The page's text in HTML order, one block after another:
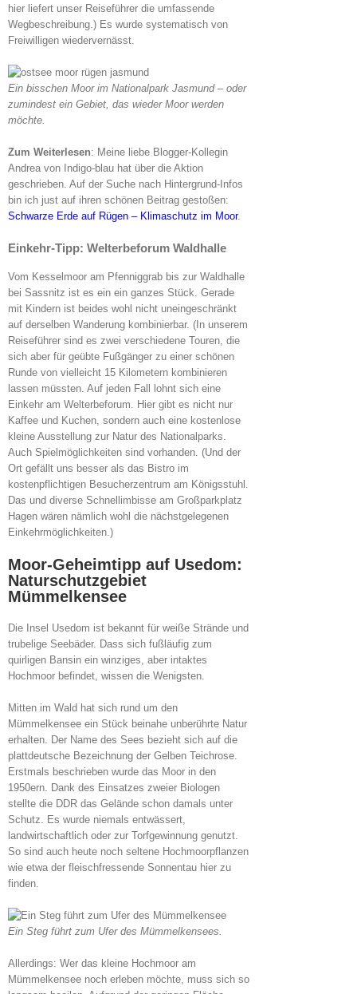
hier liefert unser Reiseführer die umfassende
Wegbeschreibung.) Es wurde systematisch von
Freiwilligen wiedervernässt.
Ein bisschen Moor im Nationalpark Jasmund – oder
zumindest ein Gebiet, das wieder Moor werden
möchte.
Zum Weiterlesen: Meine liebe Blogger-Kollegin
Andrea von Indigo-blau hat über die Aktion
geschrieben. Auf der Suche nach Hintergrund-Infos
bin ich just auf ihren schönen Beitrag gestoßen:
Schwarze Erde auf Rügen – Klimaschutz im Moor.
Einkehr-Tipp: Welterbeforum Waldhalle
Vom Kesselmoor am Pfenniggrab bis zur Waldhalle
bei Sassnitz ist es ein ein ganzes Stück. Gerade
mit Kindern ist beides wohl nicht uneingeschränkt
auf derselben Wanderung kombinierbar. (In unserem
Reiseführer sind es zwei verschiedene Touren, die
sich aber für geübte Fußgänger zu einer schönen
Runde von vielleicht 15 Kilometern kombinieren
lassen müssten. Auf jeden Fall lohnt sich eine
Einkehr am Welterbeforum. Hier gibt es nicht nur
Kaffee und Kuchen, sondern auch eine kostenlose
kleine Ausstellung zur Natur des Nationalparks.
Auch Spielmöglichkeiten sind vorhanden. (Und der
Ort gefällt uns besser als das Bistro im
kostenpflichtigen Besucherzentrum am Königsstuhl.
Das und diverse Schnellimbisse am Großparkplatz
Hagen wären nämlich wohl die nächstgelegenen
Einkehrmöglichkeiten.)
Moor-Geheimtipp auf Usedom:
Naturschutzgebiet
Mümmelkensee
Die Insel Usedom ist bekannt für weiße Strände und
trubelige Seebäder. Dass sich fußläufig zum
quirligen Bansin ein winziges, aber intaktes
Hochmoor befindet, wissen die Wenigsten.
Mitten im Wald hat sich rund um den
Mümmelkensee ein Stück beinahe unberührte Natur
erhalten. Der Name des Sees bezieht sich auf die
plattdeutsche Bezeichnung der Gelben Teichrose.
Erstmals beschrieben wurde das Moor in den
1950ern. Dank des Einsatzes zweier Biologen
stellte die DDR das Gelände schon damals unter
Schutz. Es wurde niemals entwässert,
landwirtschaftlich oder zur Torfgewinnung genutzt.
So sind auch heute noch seltene Hochmoorpflanzen
wie etwa der fleischfressende Sonnentau hier zu
finden.
Ein Steg führt zum Ufer des Mümmelkensees.
Allerdings: Wer das kleine Hochmoor am
Mümmelkensee noch erleben möchte, muss sich so